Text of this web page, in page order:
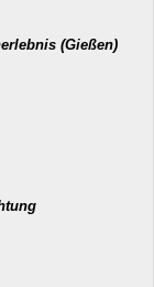
(Gießen)